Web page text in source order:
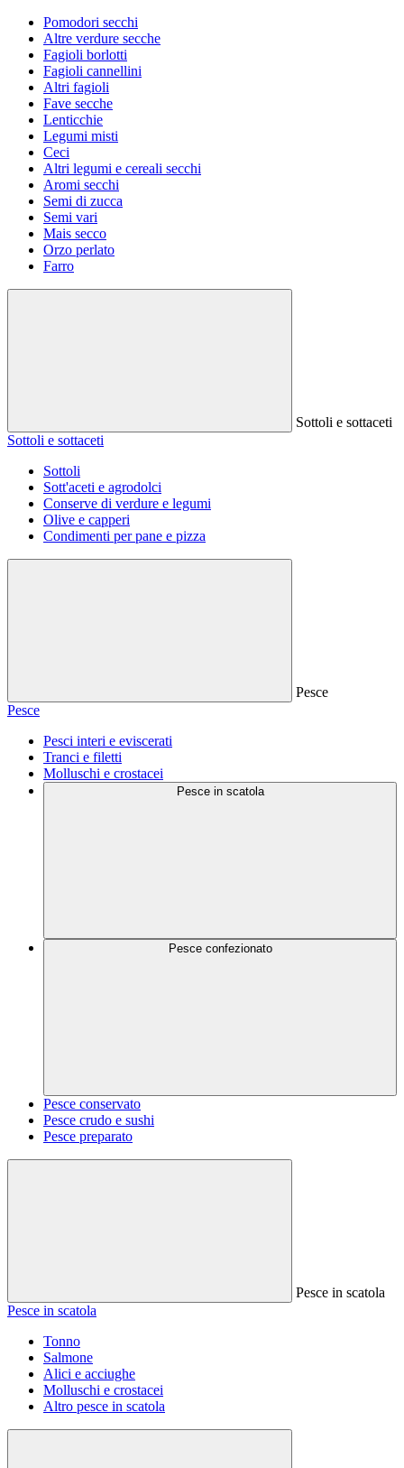
Pomodori secchi
Altre verdure secche
Fagioli borlotti
Fagioli cannellini
Altri fagioli
Fave secche
Lenticchie
Legumi misti
Ceci
Altri legumi e cereali secchi
Aromi secchi
Semi di zucca
Semi vari
Mais secco
Orzo perlato
Farro
Sottoli e sottaceti
Sottoli e sottaceti
Sottoli
Sott'aceti e agrodolci
Conserve di verdure e legumi
Olive e capperi
Condimenti per pane e pizza
Pesce
Pesce
Pesci interi e eviscerati
Tranci e filetti
Molluschi e crostacei
Pesce in scatola
Pesce confezionato
Pesce conservato
Pesce crudo e sushi
Pesce preparato
Pesce in scatola
Pesce in scatola
Tonno
Salmone
Alici e acciughe
Molluschi e crostacei
Altro pesce in scatola